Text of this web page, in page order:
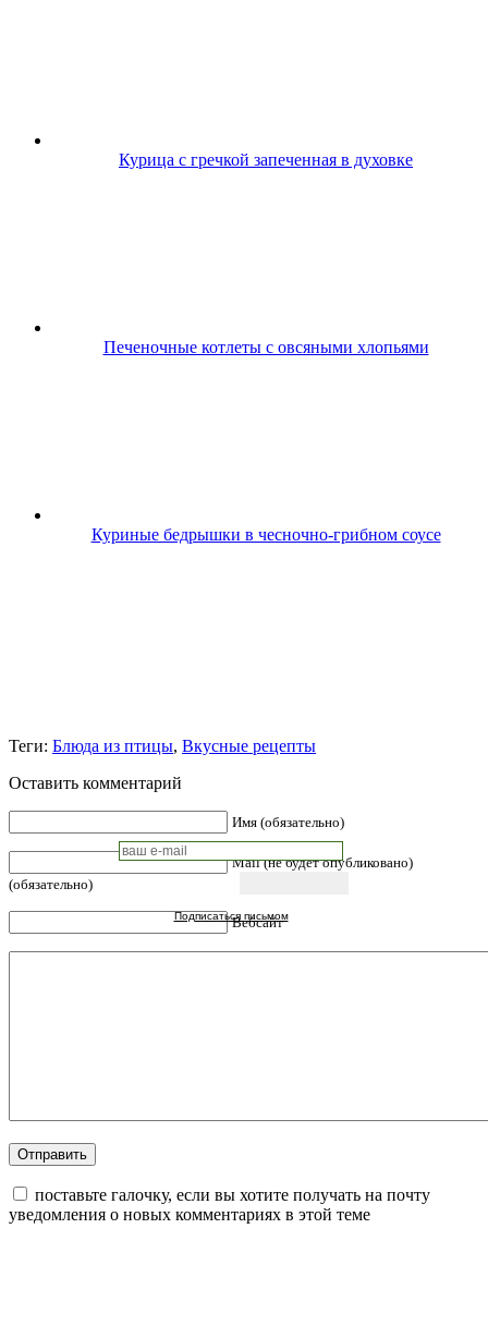
Курица с гречкой запеченная в духовке
Печеночные котлеты с овсяными хлопьями
Куриные бедрышки в чесночно-грибном соусе
Подписаться письмом
Теги: Блюда из птицы, Вкусные рецепты
Оставить комментарий
Имя (обязательно)
Mail (не будет опубликовано)
(обязательно)
Вебсайт
поставьте галочку, если вы хотите получать на почту
уведомления о новых комментариях в этой теме